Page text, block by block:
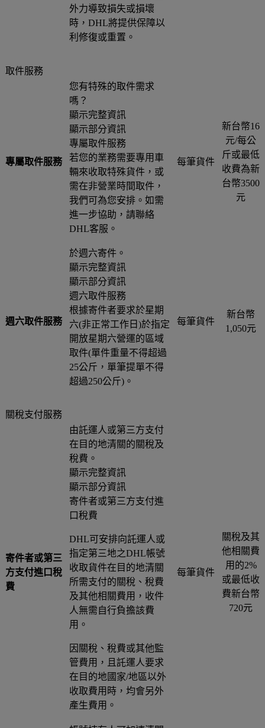
外力導致損失或損壞
時，DHL將提供保障以
利修復或重置。
取件服務
專屬取件服務
您有特殊的取件需求
嗎？
顯示完整資訊
顯示部分資訊
專屬取件服務
若您的業務需要專用車
輛來收取特殊貨件，或
需在非營業時間取件，
我們可為您安排。如需
進一步協助，請聯絡
DHL客服。
每筆貨件
新台幣16
元/每公
斤或最低
收費為新
台幣3500
元
週六取件服務
於週六寄件。
顯示完整資訊
顯示部分資訊
週六取件服務
根據寄件者要求於星期
六(非正常工作日)於指定
開放星期六營運的區域
取件(單件重量不得超過
25公斤，單筆提單不得
超過250公斤)。
每筆貨件
新台幣
1,050元
關稅支付服務
寄件者或第三
方支付進口稅
費
由託運人或第三方支付
在目的地清關的關稅及
稅費。
顯示完整資訊
顯示部分資訊
寄件者或第三方支付進
口稅費
DHL可安排向託運人或
指定第三地之DHL帳號
收取貨件在目的地清關
所需支付的關稅、稅費
及其他相關費用，收件
人無需自行負擔該費
用。
因關稅、稅費或其他監
管費用，且託運人要求
在目的地國家/地區以外
收取費用時，均會另外
產生費用。
每筆貨件
關稅及其
他相關費
用的2%
或最低收
費新台幣
720元